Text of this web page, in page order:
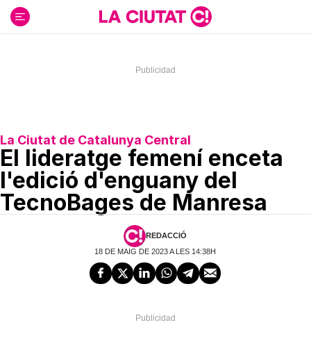
contenido
La Ciutat de Catalunya Central
El lideratge femení enceta
l'edició d'enguany del
TecnoBages de Manresa
REDACCIÓ
18 DE MAIG DE 2023 A LES 14:38H